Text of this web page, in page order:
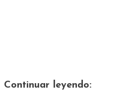
Continuar leyendo: